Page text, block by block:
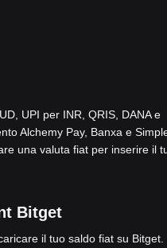
UPI per INR, QRIS, DANA e
Alchemy Pay, Banxa e
una valuta fiat per inserire il
Bitget
il tuo saldo fiat su Bitget.